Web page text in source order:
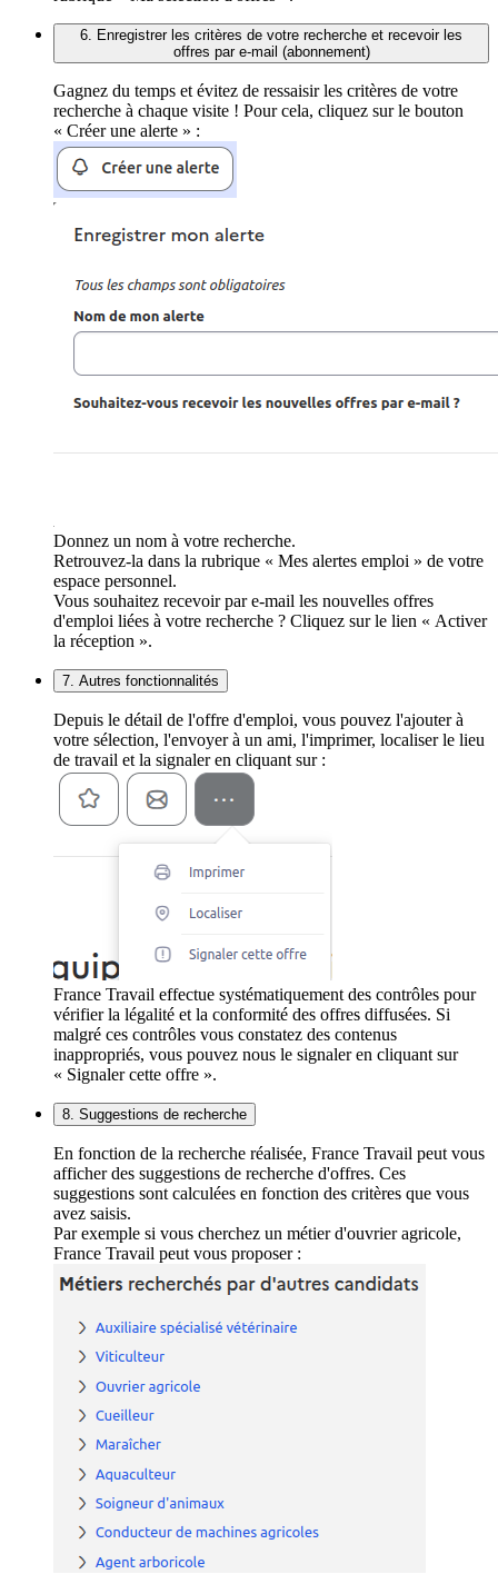
6. Enregistrer les critères de votre recherche et recevoir les
offres par e-mail (abonnement)
Gagnez du temps et évitez de ressaisir les critères de votre
recherche à chaque visite ! Pour cela, cliquez sur le bouton
« Créer une alerte » :
Donnez un nom à votre recherche.
Retrouvez-la dans la rubrique « Mes alertes emploi » de votre
espace personnel.
Vous souhaitez recevoir par e-mail les nouvelles offres
d'emploi liées à votre recherche ? Cliquez sur le lien « Activer
la réception ».
7. Autres fonctionnalités
Depuis le détail de l'offre d'emploi, vous pouvez l'ajouter à
votre sélection, l'envoyer à un ami, l'imprimer, localiser le lieu
de travail et la signaler en cliquant sur :
France Travail effectue systématiquement des contrôles pour
vérifier la légalité et la conformité des offres diffusées. Si
malgré ces contrôles vous constatez des contenus
inappropriés, vous pouvez nous le signaler en cliquant sur
« Signaler cette offre ».
8. Suggestions de recherche
En fonction de la recherche réalisée, France Travail peut vous
afficher des suggestions de recherche d'offres. Ces
suggestions sont calculées en fonction des critères que vous
avez saisis.
Par exemple si vous cherchez un métier d'ouvrier agricole,
France Travail peut vous proposer :